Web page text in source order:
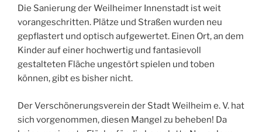
Die Sanierung der Weilheimer Innenstadt ist weit
vorangeschritten. Plätze und Straßen wurden neu
gepflastert und optisch aufgewertet. Einen Ort, an dem
Kinder auf einer hochwertig und fantasievoll
gestalteten Fläche ungestört spielen und toben
können, gibt es bisher nicht.
Der Verschönerungsverein der Stadt Weilheim e. V. hat
sich vorgenommen, diesen Mangel zu beheben! Da